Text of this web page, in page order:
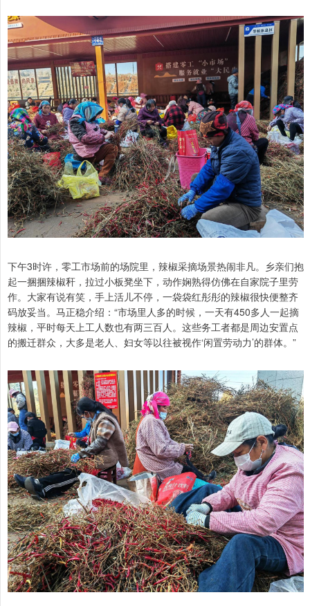
下午3时许，零工市场前的场院里，辣椒采摘场景热闹非凡。乡亲们抱
起一捆捆辣椒秆，拉过小板凳坐下，动作娴熟得仿佛在自家院子里劳
作。大家有说有笑，手上活儿不停，一袋袋红彤彤的辣椒很快便整齐
码放妥当。马正稳介绍：“市场里人多的时候，一天有450多人一起摘
辣椒，平时每天上工人数也有两三百人。这些务工者都是周边安置点
的搬迁群众，大多是老人、妇女等以往被视作‘闲置劳动力’的群体。”